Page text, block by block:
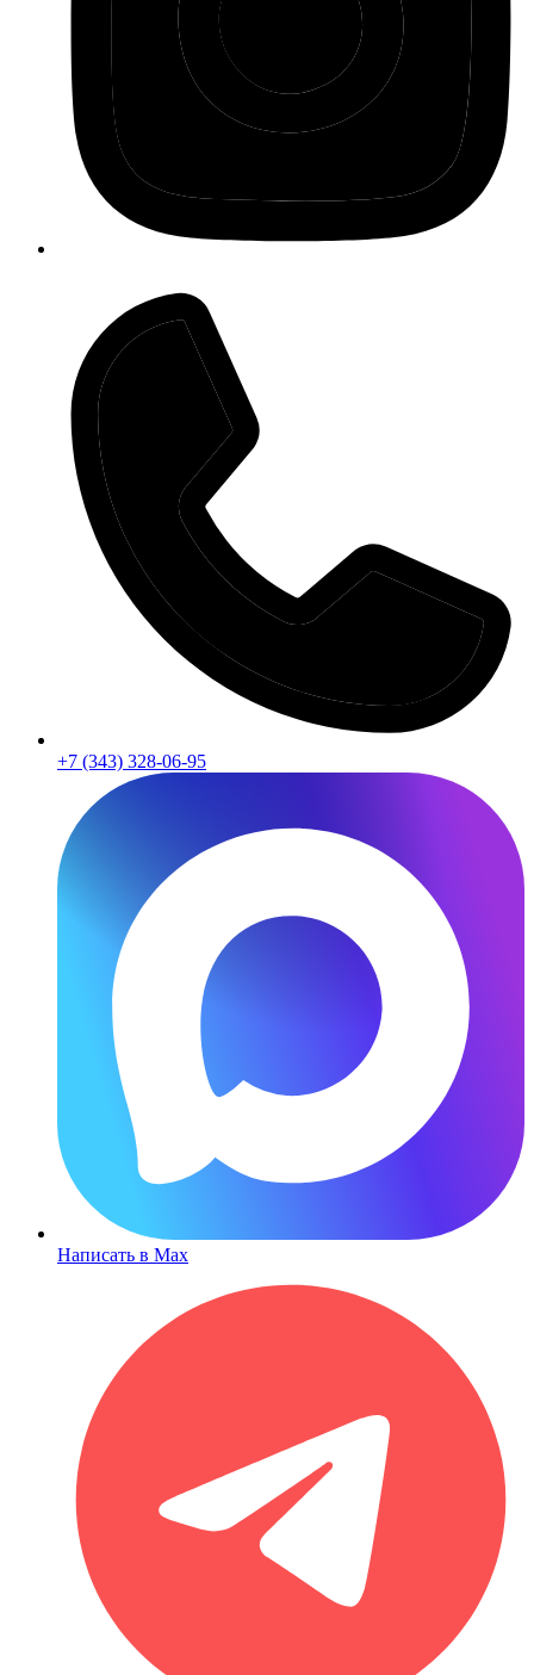
+7 (343) 328-06-95
Написать в Max